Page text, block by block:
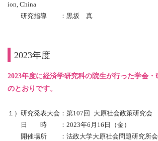
ion, China
研究指導 ：黒坂 真
2023年度
2023年度に経済学研究科の院生が行った学会
のとおりです。
１）研究発表大会：第107回 大原社会政策研究会
日 時 ：2023年6月16日（金）
開催場所 ：法政大学大原社会問題研究所会